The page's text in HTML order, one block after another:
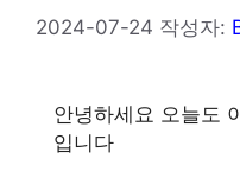
2024-07-24 작성자:
안녕하세요 오늘도
입니다